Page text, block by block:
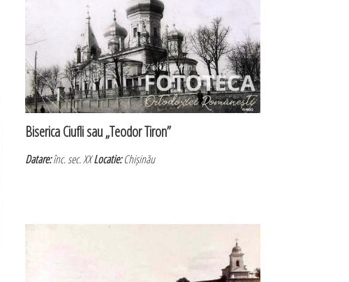
Biserica Ciufli sau „Teodor Tiron”
Datare:înc. sec. XXLocatie:Chișinău